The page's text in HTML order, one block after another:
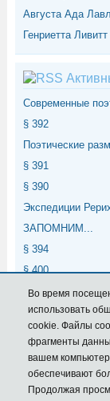
Августа Ада
Генриетта Ливитт
Современные
§ 392
Поэтические
§ 391
§ 390
Экспедиции
ЗАПОМНИМ...
§ 394
§ 400
§ 399
Войти
Лента записей
Во время
использовать
cookie. Файлы
фрагменты данных,
вашем
обеспечивают
Продолжая